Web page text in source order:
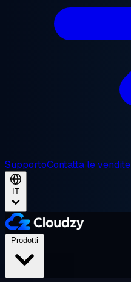
SupportoContatta le vendite
IT